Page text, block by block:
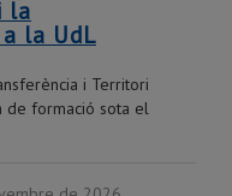
la
la UdL
i Territori
de formació sota el